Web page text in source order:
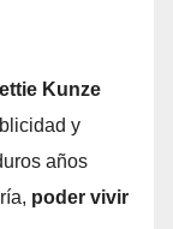
Kunze
y
años
poder vivir